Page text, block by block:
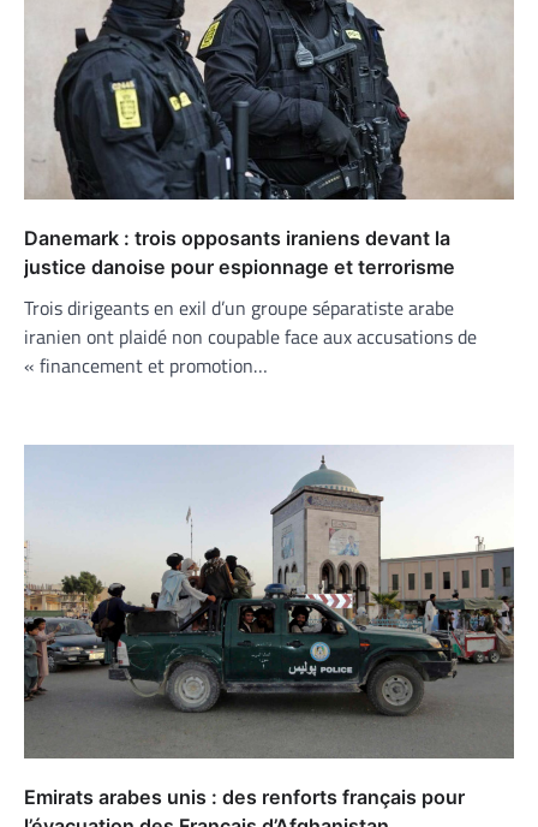
Danemark : trois opposants iraniens devant la
justice danoise pour espionnage et terrorisme
Trois dirigeants en exil d’un groupe séparatiste arabe
iranien ont plaidé non coupable face aux accusations de
« financement et promotion…
Emirats arabes unis : des renforts français pour